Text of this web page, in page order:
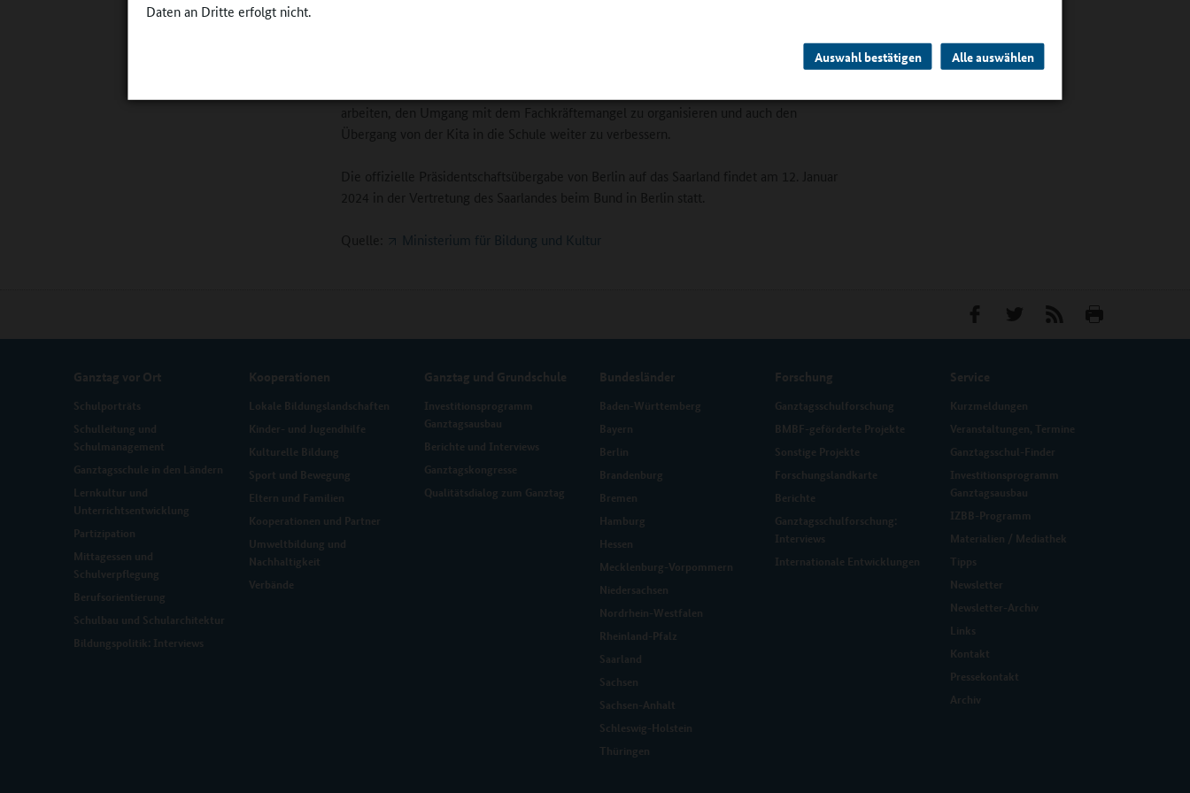
Daten an Dritte erfolgt nicht.
Auswahl bestätigen Alle auswählen
Präsidentschaft im Jahr 2024 vor allem auch die begonnene Zusammenarbeit mit der
Jugend- und Familienministerkonferenz (JFMK) vertiefen, um weiter gemeinsam an der
arbeiten, den Umgang mit dem Fachkräftemangel zu organisieren und auch den
Übergang von der Kita in die Schule weiter zu verbessern.
Die offizielle Präsidentschaftsübergabe von Berlin auf das Saarland findet am 12. Januar
2024 in der Vertretung des Saarlandes beim Bund in Berlin statt.
Quelle: Ministerium für Bildung und Kultur
Ganztag vor Ort
Schulporträts
Schulleitung und
Schulmanagement
Ganztagsschule in den Ländern
Lernkultur und
Unterrichtsentwicklung
Partizipation
Mittagessen und
Schulverpflegung
Berufsorientierung
Schulbau und Schularchitektur
Bildungspolitik: Interviews
Kooperationen
Lokale Bildungslandschaften
Kinder- und Jugendhilfe
Kulturelle Bildung
Sport und Bewegung
Eltern und Familien
Kooperationen und Partner
Umweltbildung und
Nachhaltigkeit
Verbände
Ganztag und Grundschule
Investitionsprogramm
Ganztagsausbau
Berichte und Interviews
Ganztagskongresse
Qualitätsdialog zum Ganztag
Bundesländer
Baden-Württemberg
Bayern
Berlin
Brandenburg
Bremen
Hamburg
Hessen
Mecklenburg-Vorpommern
Niedersachsen
Nordrhein-Westfalen
Rheinland-Pfalz
Saarland
Sachsen
Sachsen-Anhalt
Schleswig-Holstein
Thüringen
Forschung
Ganztagsschulforschung
BMBF-geförderte Projekte
Sonstige Projekte
Forschungslandkarte
Berichte
Ganztagsschulforschung:
Interviews
Internationale Entwicklungen
Service
Kurzmeldungen
Veranstaltungen, Termine
Ganztagsschul-Finder
Investitionsprogramm
Ganztagsausbau
IZBB-Programm
Materialien / Mediathek
Tipps
Newsletter
Newsletter-Archiv
Links
Kontakt
Pressekontakt
Archiv